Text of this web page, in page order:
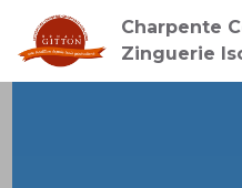
height="0" width="0"
Charpente
Zinguerie